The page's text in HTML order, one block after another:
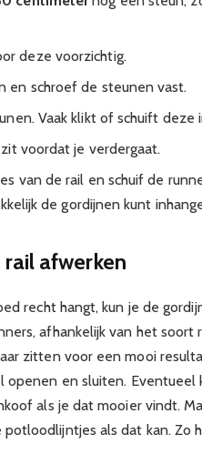
deze voorzichtig.
en schroef de steunen vast.
Vaak klikt of schuift deze
voordat je verdergaat.
van de rail en schuif de
de gordijnen kunt
afwerken
recht hangt, kun je de
afhankelijk van het soort
zitten voor een mooi
en sluiten. Eventueel
als je dat mooier vindt.
als dat kan. Zo